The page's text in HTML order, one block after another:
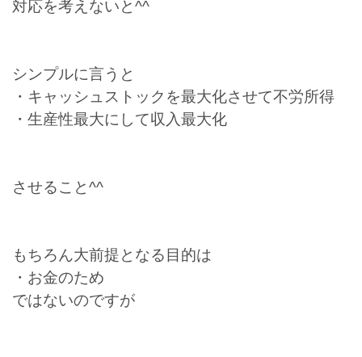
対応を考えないと^^
シンプルに言うと
・キャッシュストックを最大化させて不労所得
・生産性最大にして収入最大化
させること^^
もちろん大前提となる目的は
・お金のため
ではないのですが